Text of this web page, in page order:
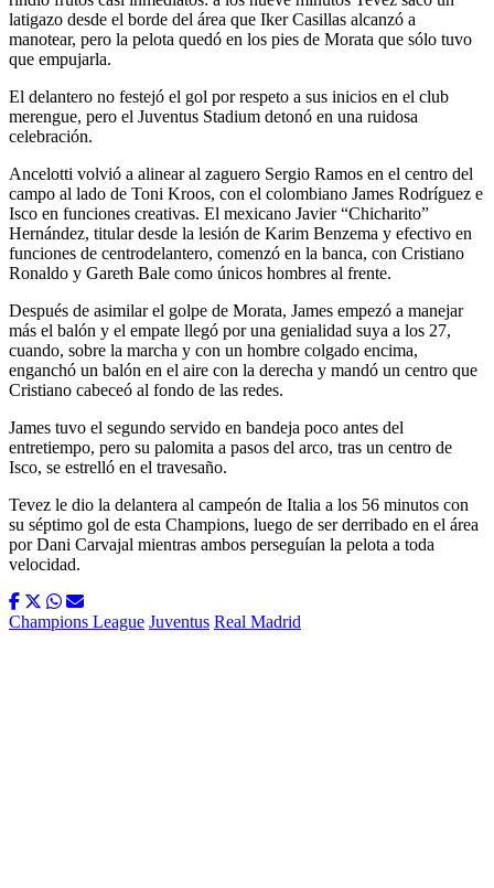
latigazo desde el borde del área que Iker Casillas alcanzó a
manotear, pero la pelota quedó en los pies de Morata que sólo tuvo
que empujarla.
El delantero no festejó el gol por respeto a sus inicios en el club
merengue, pero el Juventus Stadium detonó en una ruidosa
celebración.
Ancelotti volvió a alinear al zaguero Sergio Ramos en el centro del
campo al lado de Toni Kroos, con el colombiano James Rodríguez e
Isco en funciones creativas. El mexicano Javier “Chicharito”
Hernández, titular desde la lesión de Karim Benzema y efectivo en
funciones de centrodelantero, comenzó en la banca, con Cristiano
Ronaldo y Gareth Bale como únicos hombres al frente.
Después de asimilar el golpe de Morata, James empezó a manejar
más el balón y el empate llegó por una genialidad suya a los 27,
cuando, sobre la marcha y con un hombre colgado encima,
enganchó un balón en el aire con la derecha y mandó un centro que
Cristiano cabeceó al fondo de las redes.
James tuvo el segundo servido en bandeja poco antes del
entretiempo, pero su palomita a pasos del arco, tras un centro de
Isco, se estrelló en el travesaño.
Tevez le dio la delantera al campeón de Italia a los 56 minutos con
su séptimo gol de esta Champions, luego de ser derribado en el área
por Dani Carvajal mientras ambos perseguían la pelota a toda
velocidad.
Champions League Juventus Real Madrid